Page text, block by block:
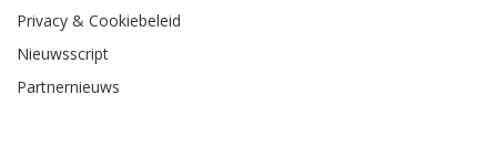
Privacy & Cookiebeleid
Nieuwsscript
Partnernieuws